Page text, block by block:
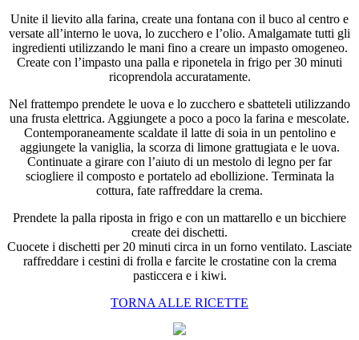
Unite il lievito alla farina, create una fontana con il buco al centro e
versate all’interno le uova, lo zucchero e l’olio. Amalgamate tutti gli
ingredienti utilizzando le mani fino a creare un impasto omogeneo.
Create con l’impasto una palla e riponetela in frigo per 30 minuti
ricoprendola accuratamente.
Nel frattempo prendete le uova e lo zucchero e sbatteteli utilizzando
una frusta elettrica. Aggiungete a poco a poco la farina e mescolate.
Contemporaneamente scaldate il latte di soia in un pentolino e
aggiungete la vaniglia, la scorza di limone grattugiata e le uova.
Continuate a girare con l’aiuto di un mestolo di legno per far
sciogliere il composto e portatelo ad ebollizione. Terminata la
cottura, fate raffreddare la crema.
Prendete la palla riposta in frigo e con un mattarello e un bicchiere
create dei dischetti.
Cuocete i dischetti per 20 minuti circa in un forno ventilato. Lasciate
raffreddare i cestini di frolla e farcite le crostatine con la crema
pasticcera e i kiwi.
TORNA ALLE RICETTE